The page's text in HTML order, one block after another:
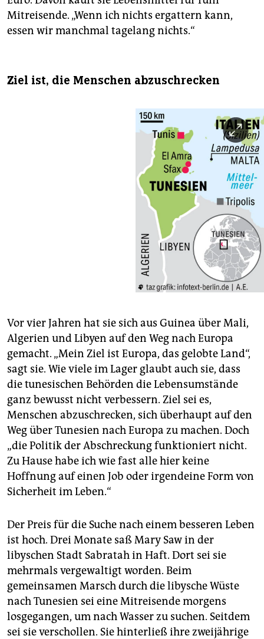
Mitreisende. „Wenn ich nichts ergattern kann,
essen wir manchmal tagelang nichts.“
Ziel ist, die Menschen abzuschrecken
Vor vier Jahren hat sie sich aus Guinea über Mali,
Algerien und Libyen auf den Weg nach Europa
gemacht. „Mein Ziel ist Europa, das gelobte Land“,
sagt sie. Wie viele im Lager glaubt auch sie, dass
die tunesischen Behörden die Lebensumstände
ganz bewusst nicht verbessern. Ziel sei es,
Menschen abzuschrecken, sich überhaupt auf den
Weg über Tunesien nach Europa zu machen. Doch
„die Politik der Abschreckung funktioniert nicht.
Zu Hause habe ich wie fast alle hier keine
Hoffnung auf einen Job oder irgendeine Form von
Sicherheit im Leben.“
Der Preis für die Suche nach einem besseren Leben
ist hoch. Drei Monate saß Mary Saw in der
libyschen Stadt Sabratah in Haft. Dort sei sie
mehrmals vergewaltigt worden. Beim
gemeinsamen Marsch durch die libysche Wüste
nach Tunesien sei eine Mitreisende morgens
losgegangen, um nach Wasser zu suchen. Seitdem
sei sie verschollen. Sie hinterließ ihre zweijährige